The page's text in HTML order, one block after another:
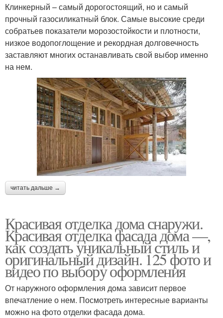
Клинкерный – самый дорогостоящий, но и самый
прочный газосиликатный блок. Самые высокие среди
собратьев показатели морозостойкости и плотности,
низкое водопоглощение и рекордная долговечность
заставляют многих останавливать свой выбор именно
на нем.
читать дальше →
Красивая отделка дома снаружи.
Красивая отделка фасада дома —,
как создать уникальный стиль и
оригинальный дизайн. 125 фото и
видео по выбору оформления
От наружного оформления дома зависит первое
впечатление о нем. Посмотреть интересные варианты
можно на фото отделки фасада дома.